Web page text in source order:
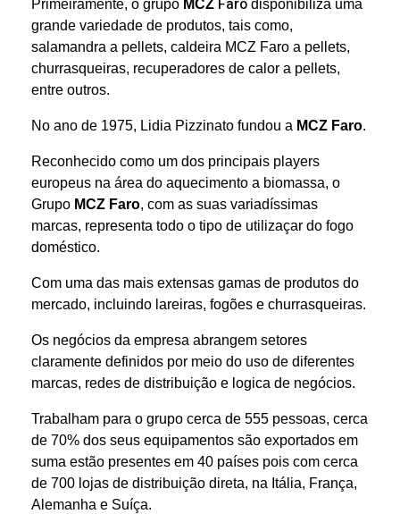
Primeiramente, o grupo MCZ Faro disponibiliza uma
grande variedade de produtos, tais como,
salamandra a pellets, caldeira MCZ Faro a pellets,
churrasqueiras, recuperadores de calor a pellets,
entre outros.
No ano de 1975, Lidia Pizzinato fundou a MCZ Faro.
Reconhecido como um dos principais players
europeus na área do aquecimento a biomassa, o
Grupo MCZ Faro, com as suas variadíssimas
marcas, representa todo o tipo de utilizaçar do fogo
doméstico.
Com uma das mais extensas gamas de produtos do
mercado, incluindo lareiras, fogões e churrasqueiras.
Os negócios da empresa abrangem setores
claramente definidos por meio do uso de diferentes
marcas, redes de distribuição e logica de negócios.
Trabalham para o grupo cerca de 555 pessoas, cerca
de 70% dos seus equipamentos são exportados em
suma estão presentes em 40 países pois com cerca
de 700 lojas de distribuição direta, na Itália, França,
Alemanha e Suíça.